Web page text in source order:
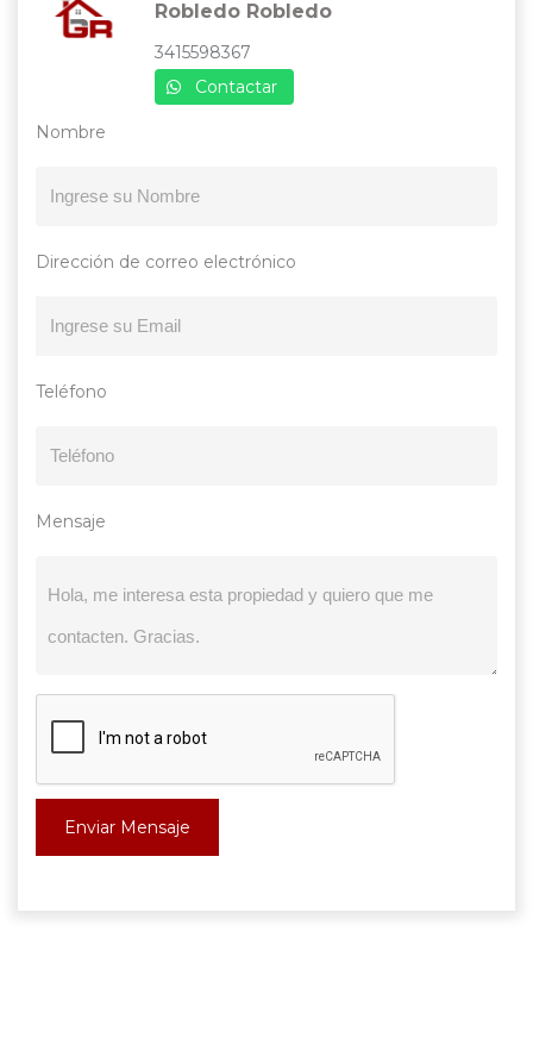
Robledo Robledo
3415598367
Contactar
Nombre
Dirección de correo electrónico
Teléfono
Mensaje
Enviar Mensaje